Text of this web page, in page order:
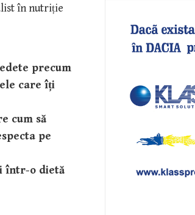
precum
care îți
cum să
pe
într-o dietă